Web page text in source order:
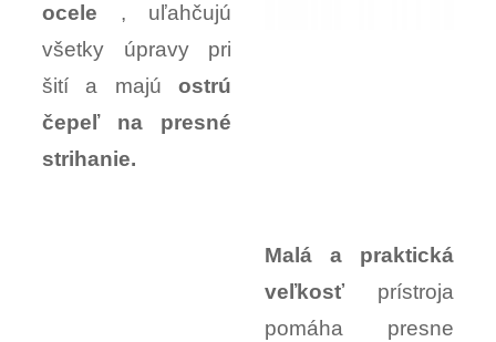
ocele , uľahčujú
všetky úpravy pri
šití a majú ostrú
čepeľ na presné
strihanie.
Malá a praktická
veľkosť prístroja
pomáha presne